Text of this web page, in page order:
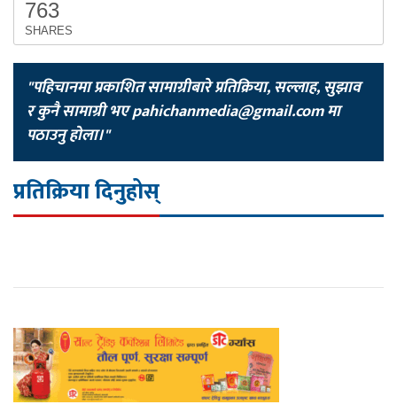
763
SHARES
"पहिचानमा प्रकाशित सामाग्रीबारे प्रतिक्रिया, सल्लाह, सुझाव
र कुनै सामाग्री भएpahichanmedia@gmail.comमा
पठाउनु होला।"
प्रतिक्रिया दिनुहोस्